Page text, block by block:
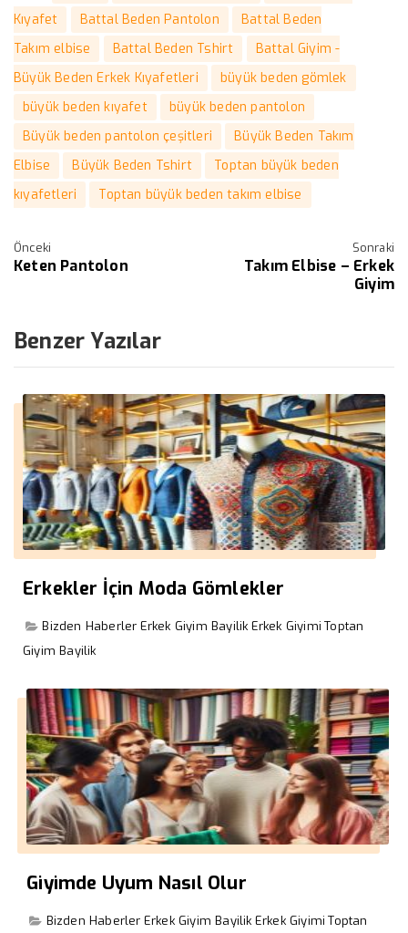
Kıyafet
Battal Beden Pantolon
Battal Beden
Takım elbise
Battal Beden Tshirt
Battal Giyim -
Büyük Beden Erkek Kıyafetleri
büyük beden gömlek
büyük beden kıyafet
büyük beden pantolon
Büyük beden pantolon çeşitleri
Büyük Beden Takım
Elbise
Büyük Beden Tshirt
Toptan büyük beden
kıyafetleri
Toptan büyük beden takım elbise
Önceki
Keten Pantolon
Sonraki
Takım Elbise – Erkek
Giyim
Benzer Yazılar
Erkekler İçin Moda Gömlekler
Bizden Haberler Erkek Giyim Bayilik Erkek Giyimi Toptan
Giyim Bayilik
Giyimde Uyum Nasıl Olur
Bizden Haberler Erkek Giyim Bayilik Erkek Giyimi Toptan